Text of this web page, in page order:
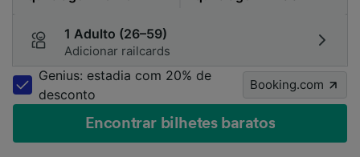
1 Adulto (26–59)
Adicionar railcards
Genius: estadia com 20% de
desconto
Booking.com
Encontrar bilhetes baratos